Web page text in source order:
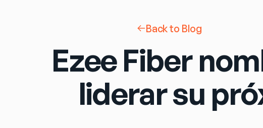
Back to Blog
Ezee Fiber
liderar su